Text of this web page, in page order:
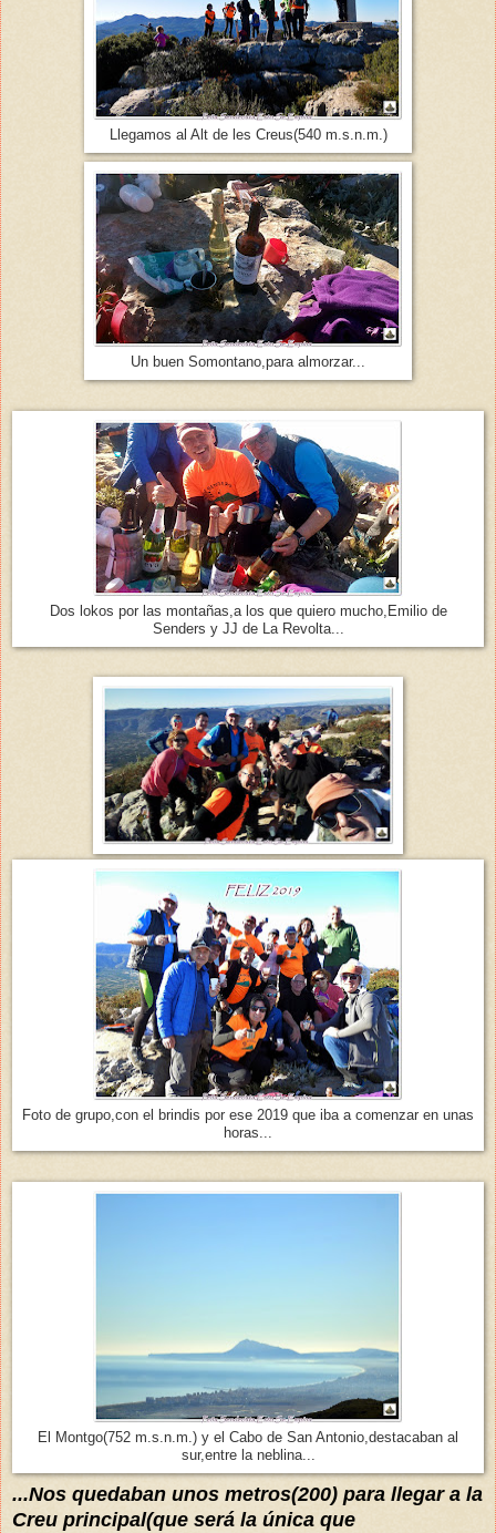
Llegamos al Alt de les Creus(540 m.s.n.m.)
Un buen Somontano,para almorzar...
Dos lokos por las montañas,a los que quiero mucho,Emilio de
Senders y JJ de La Revolta...
Foto de grupo,con el brindis por ese 2019 que iba a comenzar en unas
horas...
El Montgo(752 m.s.n.m.) y el Cabo de San Antonio,destacaban al
sur,entre la neblina...
...Nos quedaban unos metros(200) para llegar a la
Creu principal(que será la única que